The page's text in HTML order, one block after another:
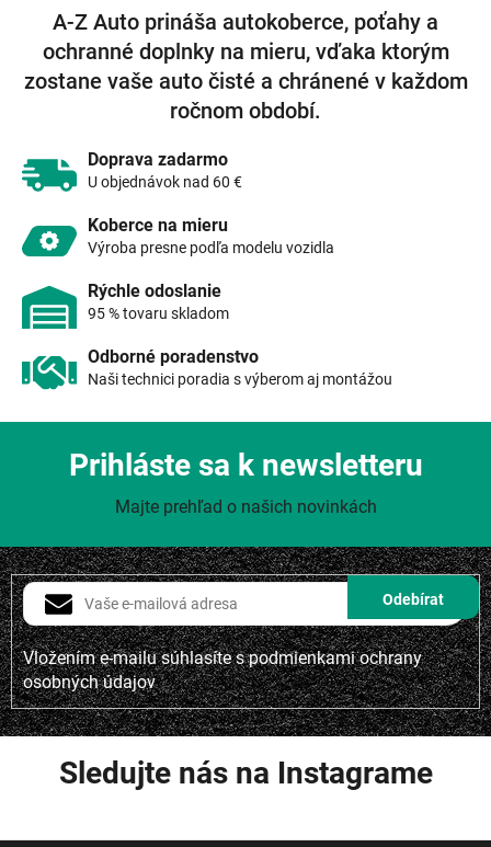
á
d
a
c
e
v
A-Z Auto prináša autokoberce, poťahy a
ochranné doplnky na mieru, vďaka ktorým
zostane vaše auto čisté a chránené v každom
ročnom období.
Doprava zadarmo
U objednávok nad 60 €
Koberce na mieru
Výroba presne podľa modelu vozidla
Rýchle odoslanie
95 % tovaru skladom
Odborné poradenstvo
Naši technici poradia s výberom aj montážou
Vložením e-mailu súhlasíte spodmienkami ochrany
osobných údajov
Prihláste sa k newsletteru
Majte prehľad o našich novinkách
Sledujte nás na Instagrame